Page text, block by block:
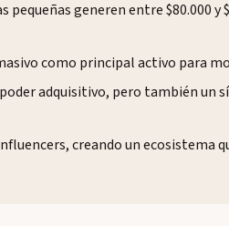
generen entre $80.000 y
como principal activo para
adquisitivo, pero también un
creando un ecosistema